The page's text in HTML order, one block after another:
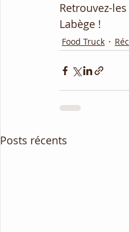
Retrouvez-
Labège !
Food Truck
Posts récents